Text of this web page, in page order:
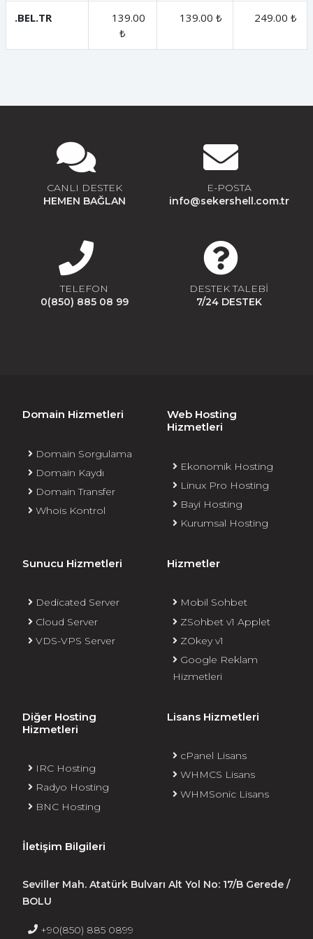
.BEL.TR
139.00
₺
139.00 ₺ 249.00 ₺
CANLI DESTEK
HEMEN BAĞLAN
E-POSTA
info@sekershell.com.tr
TELEFON
0(850) 885 08 99
DESTEK TALEBİ
7/24 DESTEK
Domain Hizmetleri
Domain Sorgulama
Domain Kaydı
Domain Transfer
Whois Kontrol
Web Hosting
Hizmetleri
Ekonomik Hosting
Linux Pro Hosting
Bayi Hosting
Kurumsal Hosting
Sunucu Hizmetleri
Dedicated Server
Cloud Server
VDS-VPS Server
Hizmetler
Mobil Sohbet
ZSohbet v1 Applet
ZOkey v1
Google Reklam
Hizmetleri
Diğer Hosting
Hizmetleri
IRC Hosting
Radyo Hosting
BNC Hosting
Lisans Hizmetleri
cPanel Lisans
WHMCS Lisans
WHMSonic Lisans
İletişim Bilgileri
Seviller Mah. Atatürk Bulvarı Alt Yol No: 17/B Gerede /
BOLU
+90(850) 885 0899